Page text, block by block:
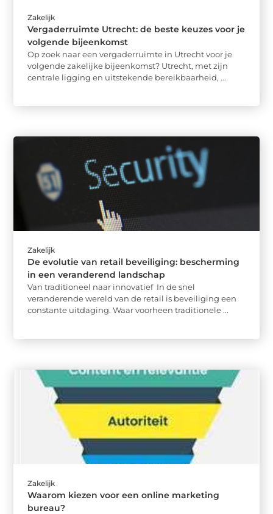
Zakelijk
Vergaderruimte Utrecht: de beste keuzes voor je
volgende bijeenkomst
Op zoek naar een vergaderruimte in Utrecht voor je
volgende zakelijke bijeenkomst? Utrecht, met zijn
centrale ligging en uitstekende bereikbaarheid, ...
Zakelijk
De evolutie van retail beveiliging: bescherming
in een veranderend landschap
Van traditioneel naar innovatief In de snel
veranderende wereld van de retail is beveiliging een
constante uitdaging. Waar voorheen traditionele ...
Zakelijk
Waarom kiezen voor een online marketing
bureau?